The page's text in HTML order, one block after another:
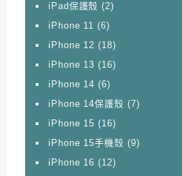
iPad保護殼 (2)
iPhone 11 (6)
iPhone 12 (18)
iPhone 13 (16)
iPhone 14 (6)
iPhone 14保護殼 (7)
iPhone 15 (16)
iPhone 15手機殼 (9)
iPhone 16 (12)